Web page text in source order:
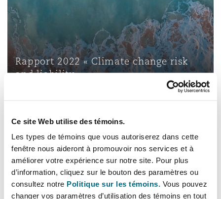
Ce site Web utilise des témoins.
Les types de témoins que vous autoriserez dans cette
fenêtre nous aideront à promouvoir nos services et à
améliorer votre expérience sur notre site. Pour plus
d’information, cliquez sur le bouton des paramètres ou
consultez notre Politique sur les témoins. Vous pouvez
changer vos paramètres d’utilisation des témoins en tout
Rapport 2022 « Climate change risk
and liability »
Insurance Growth Report 2022 – Mid-year update
Assurance et réassurance